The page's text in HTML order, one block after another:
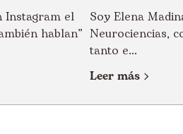
Instagram el
hablan”
Soy Elena
Neurociencias,
tanto e...
Leer más